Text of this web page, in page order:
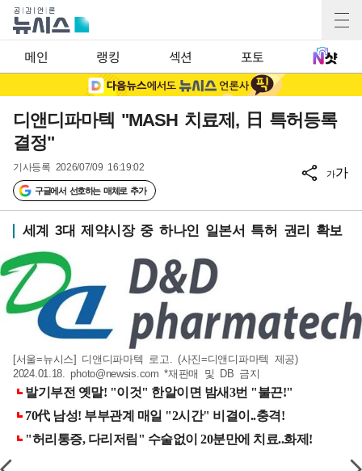
메인 랭킹 섹션 포토
디앤디파마텍 "MASH 치료제, 日 특허등록
결정"
기사등록 2026/07/09 16:19:02
구글에서 선호하는 매체로 추가
가가
세계 3대 제약시장 중 하나인 일본서 특허 권리 확보
[서울=뉴시스] 디앤디파마텍 로고. (사진=디앤디파마텍 제공)
2024.01.18.photo@newsis.com *재판매 및 DB 금지